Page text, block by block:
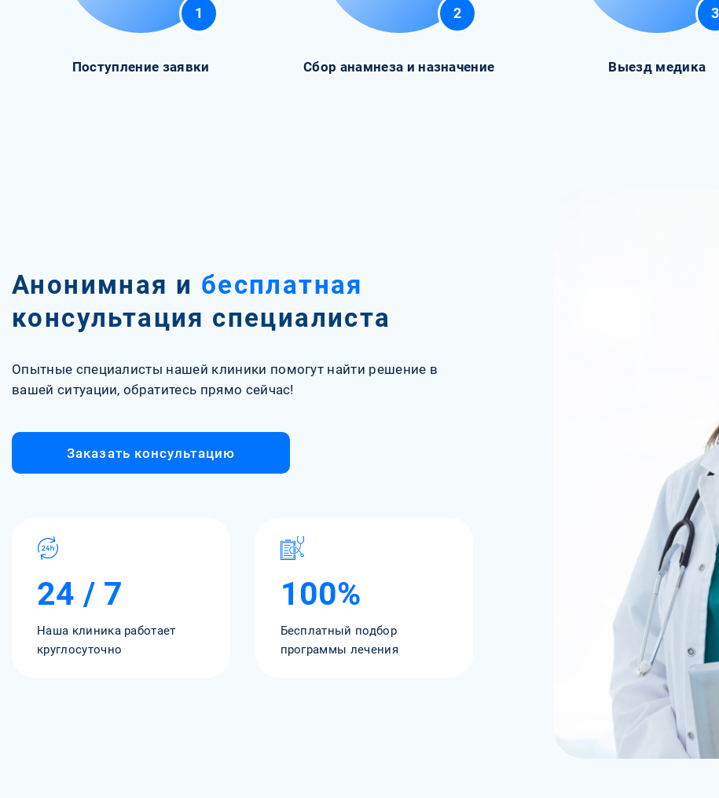
1
Поступление заявки
2
Сбор анамнеза и назначение
3
Выезд медика
Анонимная и бесплатная
консультация специалиста
Опытные специалисты нашей клиники помогут найти решение в
вашей ситуации, обратитесь прямо сейчас!
Заказать консультацию
24 / 7
Наша клиника работает
круглосуточно
100%
Бесплатный подбор
программы лечения